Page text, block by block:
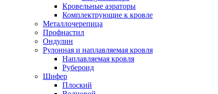
Кровельные аэраторы
Комплектрующие к кровле
Металлочерепица
Профнастил
Ондулин
Рулонная и наплавляемая кровля
Наплавляемая кровля
Рубероид
Шифер
Плоский